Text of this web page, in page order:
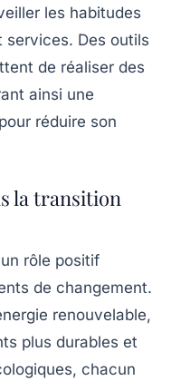
les habitudes
services. Des outils
de réaliser des
ainsi une
réduire son
la transition
rôle positif
de changement.
renouvelable,
plus durables et
chacun